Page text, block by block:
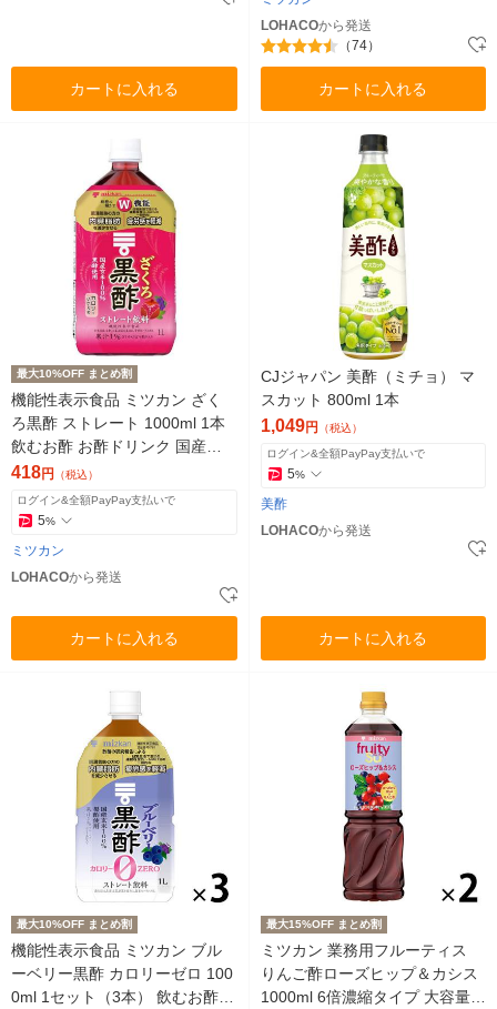
カートに入れる
LOHACOから発送
（74）
カートに入れる
最大10%OFF まとめ割
機能性表示食品 ミツカン ざく
ろ黒酢 ストレート 1000ml 1本
飲むお酢 お酢ドリンク 国産玄
米
418円 （税込）
ログイン&全額PayPay支払いで
5%
ミツカン
LOHACOから発送
カートに入れる
CJジャパン 美酢（ミチョ） マ
スカット 800ml 1本
1,049円 （税込）
ログイン&全額PayPay支払いで
5%
美酢
LOHACOから発送
カートに入れる
最大10%OFF まとめ割
機能性表示食品 ミツカン ブル
ーベリー黒酢 カロリーゼロ 100
0ml 1セット（3本） 飲むお酢
最大15%OFF まとめ割
ミツカン 業務用フルーティス
りんご酢ローズヒップ＆カシス
1000ml 6倍濃縮タイプ 大容量